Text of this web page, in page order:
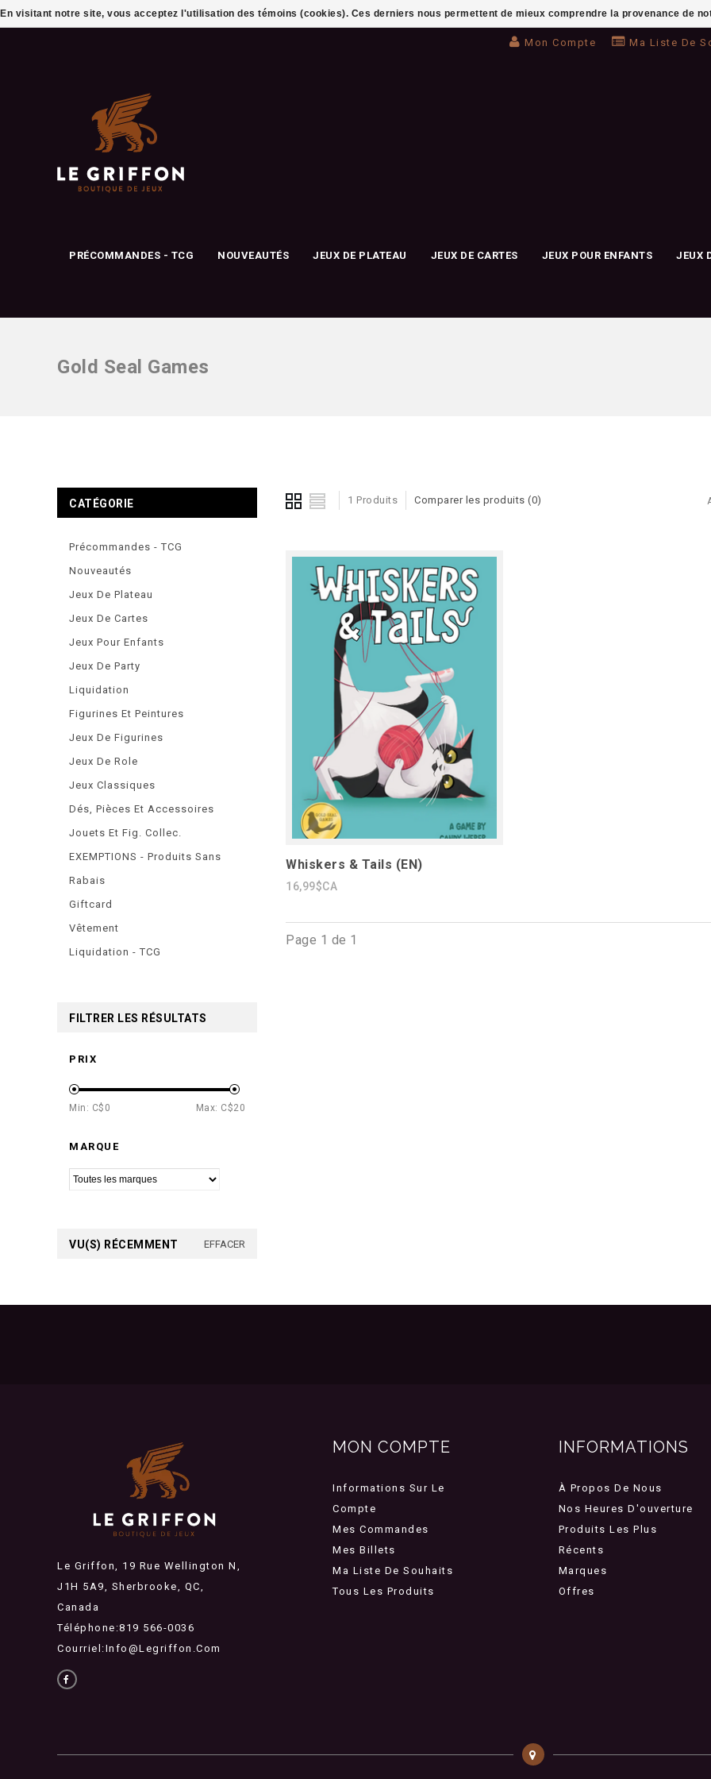
Mon Compte Ma Liste De
PRÉCOMMANDES - TCG NOUVEAUTÉS JEUX DE PLATEAU JEUX DE CARTES JEUX POUR ENFANTS JEUX
Gold Seal Games
1 Produits Comparer les produits (0)
Whiskers & Tails (EN)
16,99$CA
Page 1 de 1
CATÉGORIE
Précommandes - TCG
Nouveautés
Jeux De Plateau
Jeux De Cartes
Jeux Pour Enfants
Jeux De Party
Liquidation
Figurines Et Peintures
Jeux De Figurines
Jeux De Role
Jeux Classiques
Dés, Pièces Et Accessoires
Jouets Et Fig. Collec.
EXEMPTIONS - Produits Sans
Rabais
Giftcard
Vêtement
Liquidation - TCG
FILTRER LES RÉSULTATS
PRIX
Min: C$ 0 Max: C$20
MARQUE
VU(S) RÉCEMMENT EFFACER
Le Griffon, 19 Rue Wellington N,
J1H 5A9, Sherbrooke, QC,
Canada
Téléphone:819 566-0036
Courriel:Info@legriffon.com
MON COMPTE
Informations Sur Le
Compte
Mes Commandes
Mes Billets
Ma Liste De Souhaits
Tous Les Produits
INFORMATIONS
À Propos De Nous
Nos Heures D'ouverture
Produits Les Plus
Récents
Marques
Offres
En visitant notre site, vous acceptez l'utilisation des témoins (cookies). Ces derniers nous permettent de mieux comprendre la provenance de